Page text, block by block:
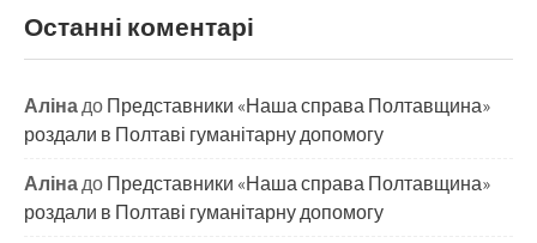
Останні коментарі
АлінадоПредставники «Наша справа Полтавщина»
роздали в Полтаві гуманітарну допомогу
АлінадоПредставники «Наша справа Полтавщина»
роздали в Полтаві гуманітарну допомогу